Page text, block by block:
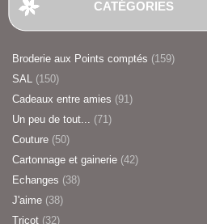
CATÉGORIES
Broderie aux Points comptés (159)
SAL (150)
Cadeaux entre amies (91)
Un peu de tout... (71)
Couture (50)
Cartonnage et gainerie (42)
Echanges (38)
J'aime (38)
Tricot (32)